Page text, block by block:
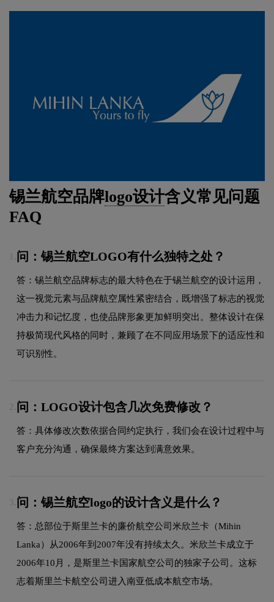
锡兰航空品牌logo设计含义常见问题
FAQ
问：锡兰航空LOGO有什么独特之处？
答：锡兰航空品牌标志的最大特色在于锡兰航空的设计运用，
这一视觉元素与品牌航空属性紧密结合，既增强了标志的视觉
冲击力和记忆度，也使品牌形象更加鲜明突出。整体设计在保
持极简现代风格的同时，兼顾了在不同应用场景下的适应性和
可识别性。
2. 问：LOGO设计包含几次免费修改？
答：具体修改次数依据合同约定执行，我们会在设计过程中与
客户充分沟通，确保最终方案达到满意效果。
3. 问：锡兰航空logo的设计含义是什么？
答：总部位于斯里兰卡的廉价航空公司米欣兰卡（Mihin
Lanka）从2006年到2007年没有持续太久。米欣兰卡成立于
2006年10月，是斯里兰卡国家航空公司的独家子公司。这标
志着斯里兰卡航空公司进入南亚低成本航空市场。